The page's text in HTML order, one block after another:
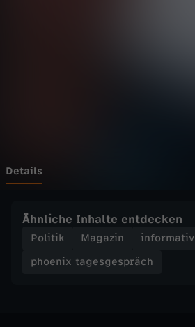
g
s
Details
Ähnliche Inhalte entdecken
Politik Magazin
informativ
phoenix tagesgespräch